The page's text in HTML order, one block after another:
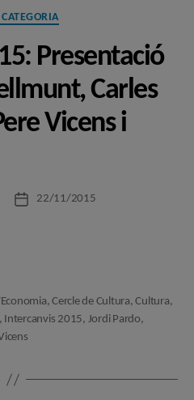
Categories
Presentació
Carles
Vicens i
Data22/11/2015
,Cercle de Cultura,Cultura,
Intercanvis 2015, Jordi Pardo,